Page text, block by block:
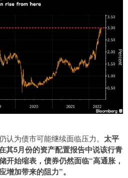
认为债市可能继续面临压力。 太平
其5月份的资产配置报告中说该行青
开始缩表，债券仍然面临“高通胀，
增加带来的阻力”。